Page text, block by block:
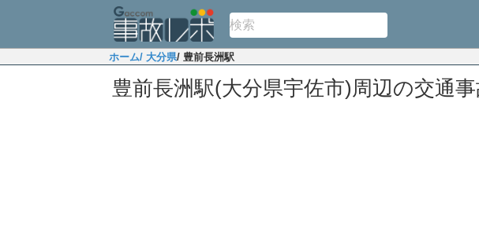
ホーム/ 大分県/ 豊前長洲駅
豊前長洲駅(大分県宇佐市)周辺の交通